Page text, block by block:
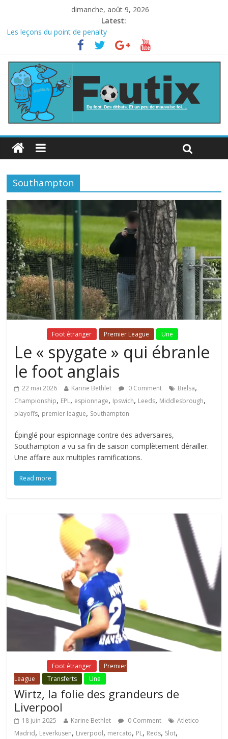
dimanche, août 9, 2026
Latest:
Les leçons du point de penalty
Le football italien retombe dans le chaos
La FIFA veut vendre une part de la Coupe du monde à des fonds
privés, la planète football s’insurge
Les curiosités de la Coupe du monde
L’Inde et la Chine, trop mauvais au football ?
Southampton
Foot étranger Premier League Une
Le « spygate » qui ébranle
le foot anglais
22 mai 2026 Karine Bethlet 0 Comment Bielsa,
Championship, EPL, espionnage, Ipswich, Leeds, Middlesbrough,
playoffs, premier league, Southampton
Épinglé pour espionnage contre des adversaires,
Southampton a vu sa fin de saison complètement dérailler.
Une affaire aux multiples ramifications.
Read more
Foot étranger
Premier
League
Transferts Une
Wirtz, la folie des grandeurs de
Liverpool
18 juin 2025 Karine Bethlet 0 Comment
Atletico
Madrid, Leverkusen, Liverpool, mercato, PL, Reds, Slot,